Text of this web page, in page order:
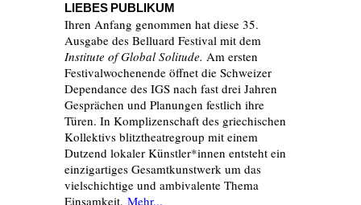
LIEBES PUBLIKUM
Ihren Anfang genommen hat diese 35.
Ausgabe des Belluard Festival mit dem
Institute of Global Solitude. Am ersten
Festivalwochenende öffnet die Schweizer
Dependance des IGS nach fast drei Jahren
Gesprächen und Planungen festlich ihre
Türen. In Komplizenschaft des griechischen
Kollektivs blitztheatregroup mit einem
Dutzend lokaler Künstler*innen entsteht ein
einzigartiges Gesamtkunstwerk um das
vielschichtige und ambivalente Thema
Einsamkeit. Mehr...